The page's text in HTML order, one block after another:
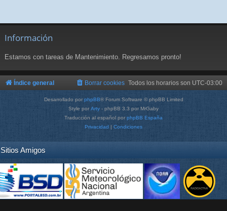
Información
Estamos con tareas de Mantenimiento. Regresamos pronto!
Índice general Todos los horarios son UTC-03:00
Borrar cookies
Desarrollado por phpBB® Forum Software © phpBB Limited
Style por Arty - phpBB 3.3 por MrGaby
Traducción al español por phpBB España
Privacidad | Condiciones
Sitios Amigos